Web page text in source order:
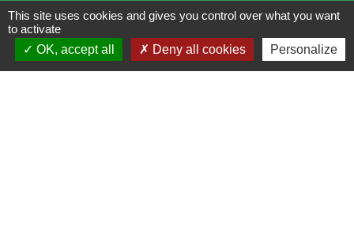
Horaires d'ouverture:
Lundi : 14h - 17h
Mardi : 8h30 - 13h / 14h - 17h
This site uses cookies and gives you control over what you want
to activate
OK, accept all
Deny all cookies Personalize